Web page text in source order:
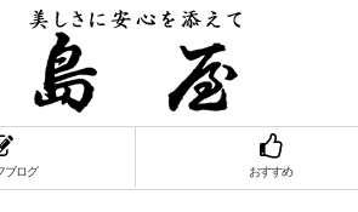
ブログ おすすめ